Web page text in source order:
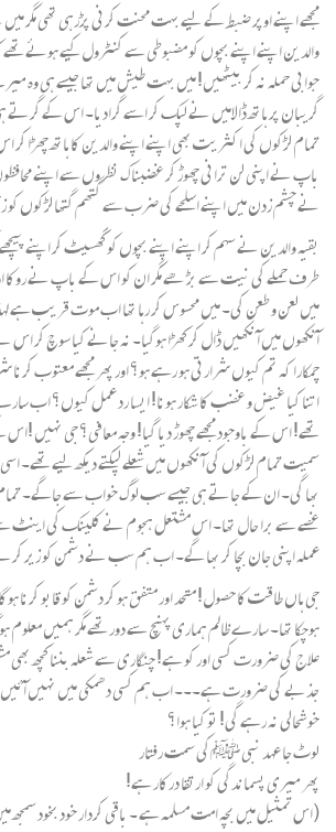
مجھے اپنے اوپر ضبط کے لیے بہت محنت کرنی پڑرہی تھی مگر
والدین اپنے اپنے بچوں کو مضبوطی سے کنٹرول کیے ہوئے
جوابی حملہ نہ کر بیٹھیں! میں بہت طیش میں تھا جیسے ہی وہ
گریبان پر ہاتھ ڈالامیں نے لپک کر اسے گرادیا۔ اس کے گرتے
تمام لڑکوں کی اکثریت بھی اپنے اپنے والدین کا ہاتھ چھڑا
باپ نے اپنی لن ترانی چھوڑ کر غضبناک نظروں سے اپنے
نے چشم زدن میں اپنے اسلحے کی ضرب سے گتھم گتھا لڑکوں کو
بقیہ والدین نے سہم کر اپنے اپنے بچوں کو گھسیٹ کر اپنے
طرف حملے کی نیت سے بڑ ھے مگر ان کو اس کے باپ نے روکا
میں لعن و طعن کی۔ میں محسوس کر رہا تھا اب موت قریب ہے
آنکھوں میں آ نکھیں ڈال کر کھڑا ہوگیا۔ نہ جانے کیا سوچ کر اس
چمکارا کہ تم کیوں شرارتی ہو رہے ہو؟ اور پھر مجھے معتوب
اتنا کیا غیض و غضب کا شکار ہونا! ایسا رد عمل کیوں؟ اب
تھے! اس کے باوجود مجھے چھوڑ دیا گیا! وجہ معافی؟ جی نہیں
سمیت تمام لڑکوں کی آ نکھوں میں شعلے لپکتے دیکھ لیے تھے۔
بھا گی۔ ان کے جاتے ہی جیسے سب لوگ خواب سے جاگے۔
غصے سے برا حال تھا۔ اس مشتعل ہجوم نے کلینک کی اینٹ
عملہ اپنی جان بچا کر بھا گے۔ اب ہم سب نے دشمن کو زیر کرنے
جی ہاں طاقت کا حصول! متحد اور متفق ہو کر دشمن کو قابو کرنا
ہوچکا تھا۔ سارے ظالم ہماری پہنچ سے دور تھے مگر ہمیں
علاج کی ضرورت کسی اور کو ہے! چنگاری سے شعلہ بننا کچھ
جذبے کی ضرورت ہے۔۔۔ اب ہم کسی دھمکی میں نہیں
خوشحالی نہ رہے گی! تو کیا ہوا؟
لوٹ جا عہد نبی ﷺکی سمت رفتار
پھر میری پسماندگی کو ارتقا درکار ہے!
(اس تمثیل میں بچہ امت مسلمہ ہے ۔ باقی کردار خود بخود سمجھ